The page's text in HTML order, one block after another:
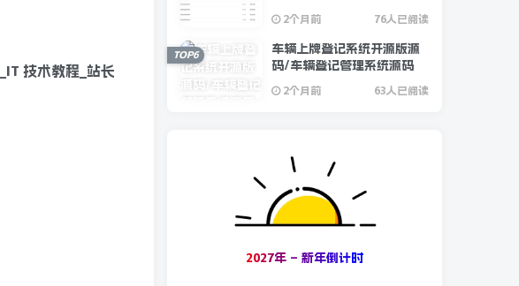
2个月前 76人已阅读
车辆上牌登记系统开源版源
码/车辆登记管理系统源码
2个月前 63人已阅读
TOP6
2027年 – 新年倒 计时